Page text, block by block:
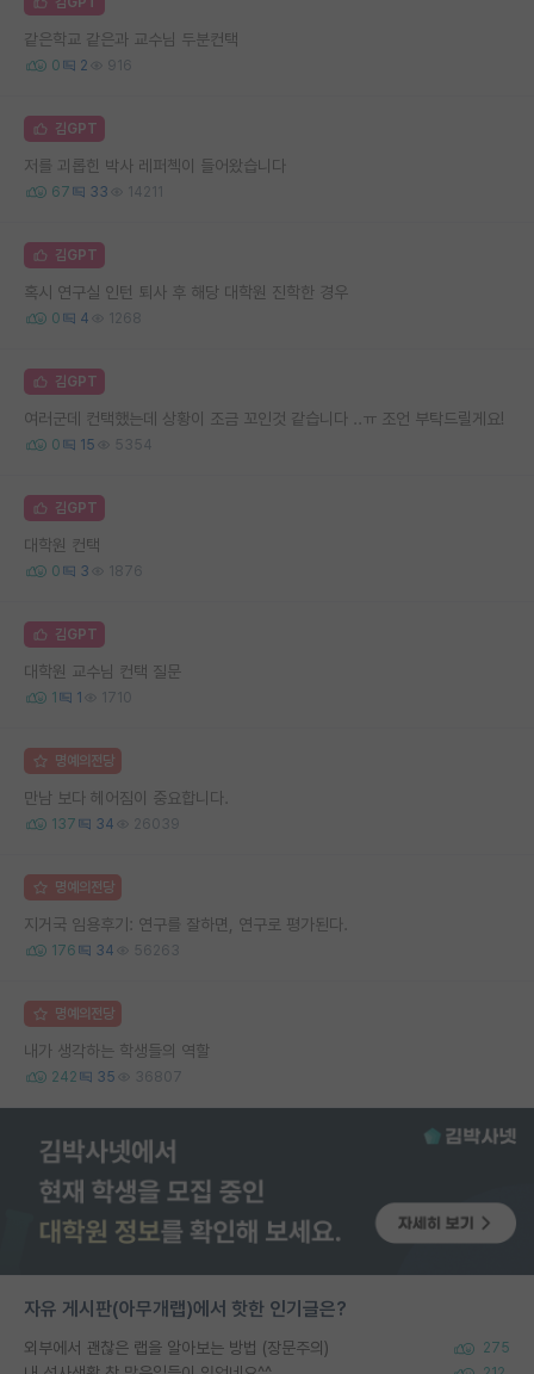
같은학교 같은과 교수님 두분컨택
0 2 916
김GPT
저를 괴롭힌 박사 레퍼첵이 들어왔습니다
67 33 14211
김GPT
혹시 연구실 인턴 퇴사 후 해당 대학원 진학한 경우
0 4 1268
김GPT
여러군데 컨택했는데 상황이 조금 꼬인것 같습니다 ..ㅠ 조언 부탁드릴게요!
0 15 5354
김GPT
대학원 컨택
0 3 1876
김GPT
대학원 교수님 컨택 질문
1 1 1710
명예의전당
만남 보다 헤어짐이 중요합니다.
137 34 26039
명예의전당
지거국 임용후기: 연구를 잘하면, 연구로 평가된다.
176 34 56263
명예의전당
내가 생각하는 학생들의 역할
242 35 36807
자유 게시판(아무개랩)에서 핫한 인기글은?
외부에서 괜찮은 랩을 알아보는 방법 (장문주의) 275